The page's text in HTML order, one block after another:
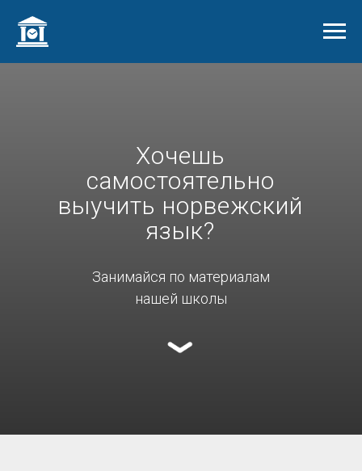
Хочешь
самостоятельно
выучить норвежский
язык?
Занимайся по материалам
нашей школы